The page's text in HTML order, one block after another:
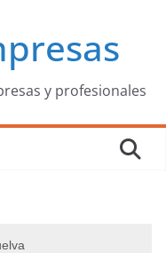
y profesionales